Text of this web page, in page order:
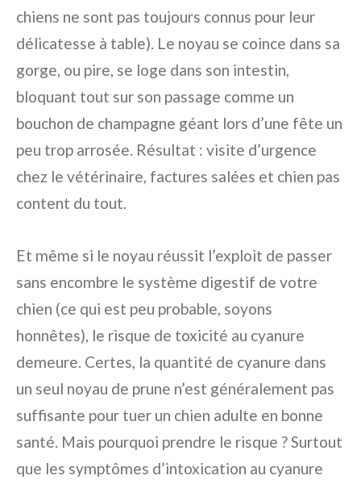
chiens ne sont pas toujours connus pour leur
délicatesse à table). Le noyau se coince dans sa
gorge, ou pire, se loge dans son intestin,
bloquant tout sur son passage comme un
bouchon de champagne géant lors d’une fête un
peu trop arrosée. Résultat : visite d’urgence
chez le vétérinaire, factures salées et chien pas
content du tout.
Et même si le noyau réussit l’exploit de passer
sans encombre le système digestif de votre
chien (ce qui est peu probable, soyons
honnêtes), le risque de toxicité au cyanure
demeure. Certes, la quantité de cyanure dans
un seul noyau de prune n’est généralement pas
suffisante pour tuer un chien adulte en bonne
santé. Mais pourquoi prendre le risque ? Surtout
que les symptômes d’intoxication au cyanure